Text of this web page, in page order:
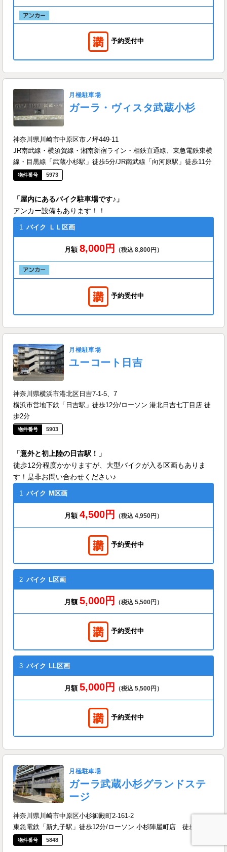
予約受付中
月極駐車場
ガーラ・ヴィスタ武蔵小杉
神奈川県川崎市中原区市ノ坪449-11
JR南武線・横須賀線・湘南新宿ライン・相鉄直通線、東急電鉄東横
線・目黒線「武蔵小杉駅」徒歩5分/JR南武線「向河原駅」徒歩11分
5973
「屋内にあるバイク駐車場です♪」
アンカー設備もあります！！
1 バイク ＬＬ区画
月額 8,000円 （税込 8,800円）
予約受付中
月極駐車場
ユーコート日吉
神奈川県横浜市港北区日吉7-1-5、7
横浜市営地下鉄「日吉駅」徒歩12分/ローソン 港北日吉七丁目店 徒
歩2分
5903
「意外と初上陸の日吉駅！」
徒歩12分程度かかりますが、大型バイクが入る区画もありま
す！是非お問い合わせください♪
1 バイク M区画
月額 4,500円 （税込 4,950円）
予約受付中
2 バイク L区画
月額 5,000円 （税込 5,500円）
予約受付中
3 バイク LL区画
月額 5,000円 （税込 5,500円）
予約受付中
月極駐車場
ガーラ武蔵小杉グランドステ
ージ
神奈川県川崎市中原区小杉御殿町2-161-2
東急電鉄「新丸子駅」徒歩12分/ローソン 小杉陣屋町店 徒歩6分
5848